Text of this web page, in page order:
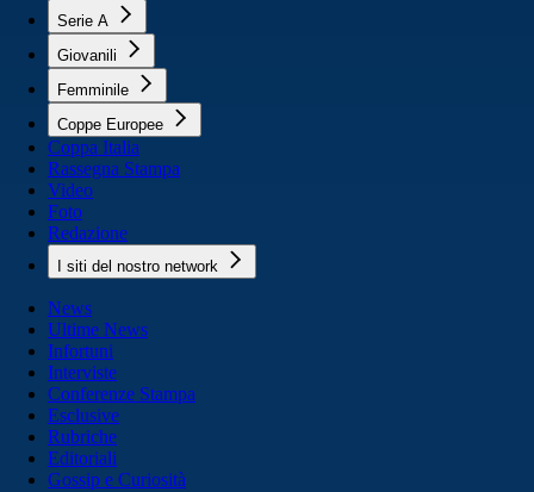
Serie A
Giovanili
Femminile
Coppe Europee
Coppa Italia
Rassegna Stampa
Video
Foto
Redazione
I siti del nostro network
News
Ultime News
Infortuni
Interviste
Conferenze Stampa
Esclusive
Rubriche
Editoriali
Gossip e Curiosità